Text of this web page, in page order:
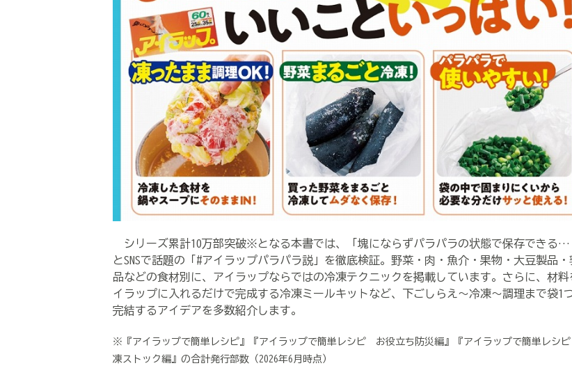
シリーズ累計10万部突破※となる本書では、「塊にならずパラパラの状態で保存できる…
とSNSで話題の「#アイラップパラパラ説」を徹底検証。野菜・肉・魚介・果物・大豆製品・
品などの食材別に、アイラップならではの冷凍テクニックを掲載しています。さらに、材料
イラップに入れるだけで完成する冷凍ミールキットなど、下ごしらえ～冷凍～調理まで袋1
完結するアイデアを多数紹介します。
※『アイラップで簡単レシピ』『アイラップで簡単レシピ お役立ち防災編』『アイラップで簡単レシ
凍ストック編』の合計発行部数（2026年6月時点）